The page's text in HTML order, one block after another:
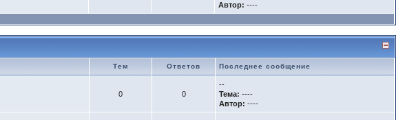
Автор: ----
Тем Ответов Последнее сообщение
0 0
--
Тема: ----
Автор: ----